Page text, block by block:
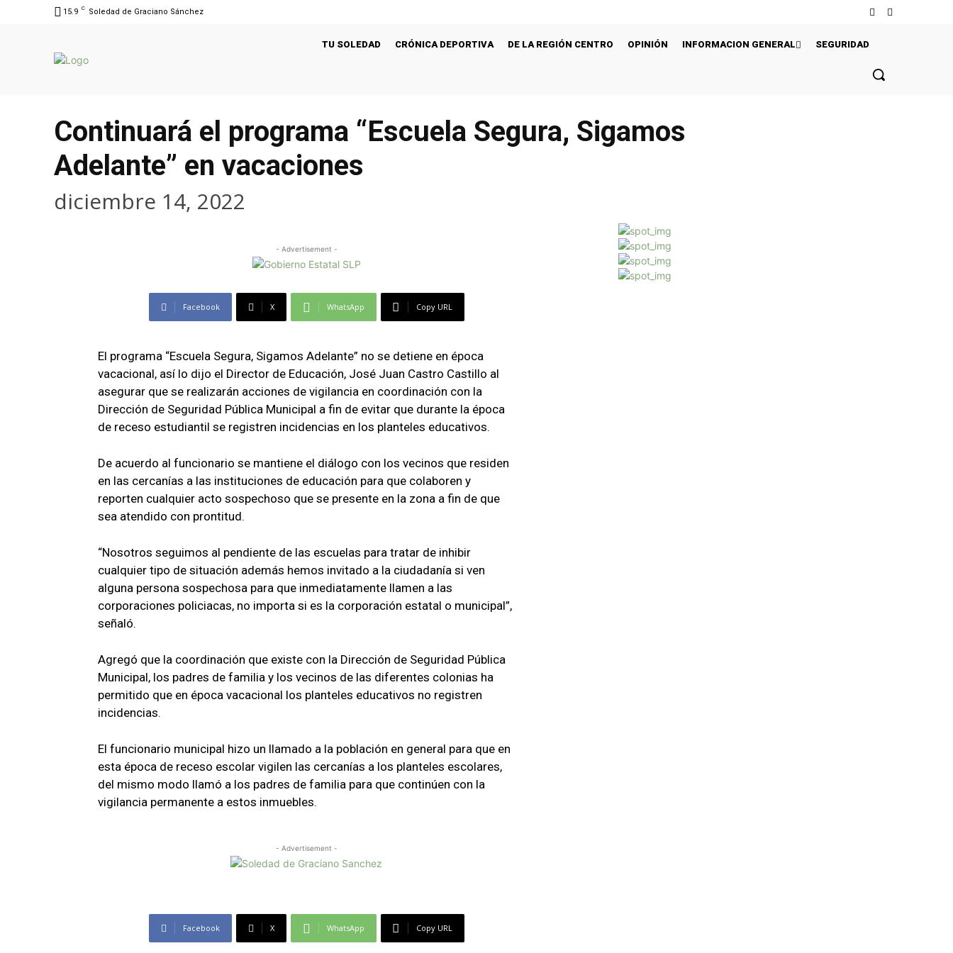
15.9 C Soledad de Graciano Sánchez
TU SOLEDAD CRÓNICA DEPORTIVA DE LA REGIÓN CENTRO OPINIÓN INFORMACION GENERAL SEGURIDAD
Continuará el programa “Escuela Segura, Sigamos
Adelante” en vacaciones
diciembre 14, 2022
- Advertisement -
Facebook X WhatsApp Copy URL
El programa “Escuela Segura, Sigamos Adelante” no se detiene en época
vacacional, así lo dijo el Director de Educación, José Juan Castro Castillo al
asegurar que se realizarán acciones de vigilancia en coordinación con la
Dirección de Seguridad Pública Municipal a fin de evitar que durante la época
de receso estudiantil se registren incidencias en los planteles educativos.
De acuerdo al funcionario se mantiene el diálogo con los vecinos que residen
en las cercanías a las instituciones de educación para que colaboren y
reporten cualquier acto sospechoso que se presente en la zona a fin de que
sea atendido con prontitud.
“Nosotros seguimos al pendiente de las escuelas para tratar de inhibir
cualquier tipo de situación además hemos invitado a la ciudadanía si ven
alguna persona sospechosa para que inmediatamente llamen a las
corporaciones policiacas, no importa si es la corporación estatal o municipal”,
señaló.
Agregó que la coordinación que existe con la Dirección de Seguridad Pública
Municipal, los padres de familia y los vecinos de las diferentes colonias ha
permitido que en época vacacional los planteles educativos no registren
incidencias.
El funcionario municipal hizo un llamado a la población en general para que en
esta época de receso escolar vigilen las cercanías a los planteles escolares,
del mismo modo llamó a los padres de familia para que continúen con la
vigilancia permanente a estos inmuebles.
- Advertisement -
Facebook X WhatsApp Copy URL